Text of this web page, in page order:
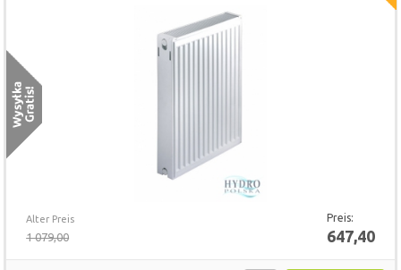
Alter Preis
1 079,00
Preis:
647,40